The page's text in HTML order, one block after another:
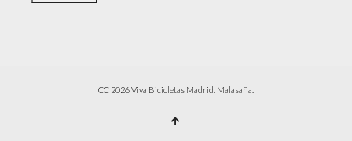
CC 2026 Viva Bicicletas Madrid. Malasaña.